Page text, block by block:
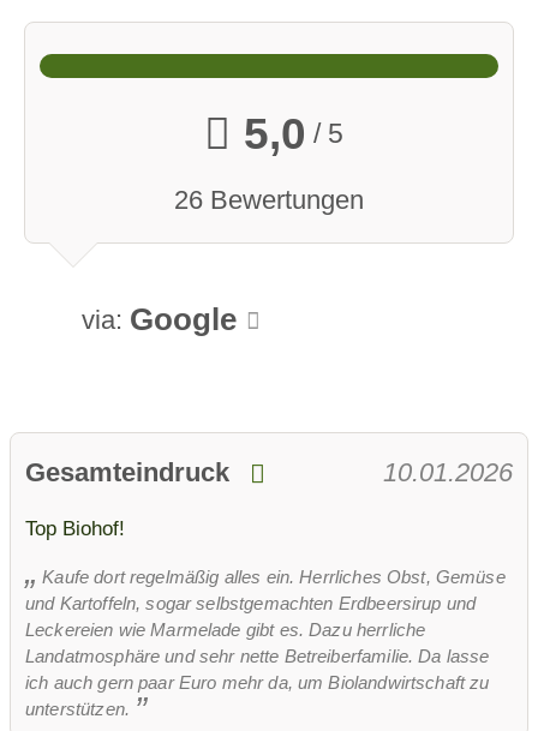
5,0 / 5
26 Bewertungen
via: Google
Gesamteindruck 10.01.2026
Top Biohof!
Kaufe dort regelmäßig alles ein. Herrliches Obst, Gemüse
und Kartoffeln, sogar selbstgemachten Erdbeersirup und
Leckereien wie Marmelade gibt es. Dazu herrliche
Landatmosphäre und sehr nette Betreiberfamilie. Da lasse
ich auch gern paar Euro mehr da, um Biolandwirtschaft zu
unterstützen.